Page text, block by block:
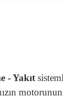
- Yakıt